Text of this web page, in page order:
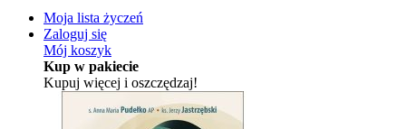
Moja lista życzeń
Zaloguj się
Mój koszyk
Kup w pakiecie
Kupuj więcej i oszczędzaj!